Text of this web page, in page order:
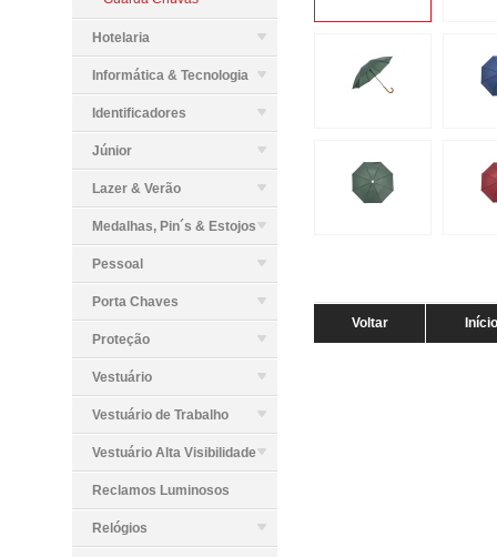
Hotelaria
Informática & Tecnologia
Identificadores
Júnior
Lazer & Verão
Medalhas, Pin´s & Estojos
Pessoal
Porta Chaves
Proteção
Vestuário
Vestuário de Trabalho
Vestuário Alta Visibilidade
Reclamos Luminosos
Relógios
Voltar Início